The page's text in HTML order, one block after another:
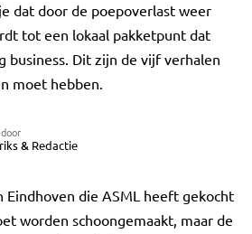
dat door de poepoverlast weer
tot een lokaal pakketpunt dat
business. Dit zijn de vijf verhalen
moet hebben.
& Redactie
Eindhoven die ASML heeft gekocht
worden schoongemaakt, maar de